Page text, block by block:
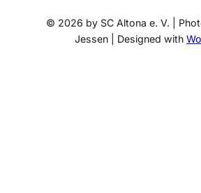
© 2026 by SC Altona e. V. |
Jessen | Designed with